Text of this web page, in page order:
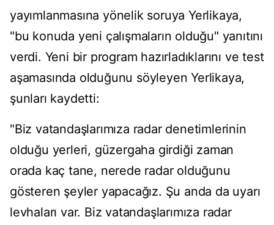
yayımlanmasına yönelik soruya Yerlikaya,
"bu konuda yeni çalışmaların olduğu" yanıtını
verdi. Yeni bir program hazırladıklarını ve test
aşamasında olduğunu söyleyen Yerlikaya,
şunları kaydetti:
"Biz vatandaşlarımıza radar denetimlerinin
olduğu yerleri, güzergaha girdiği zaman
orada kaç tane, nerede radar olduğunu
gösteren şeyler yapacağız. Şu anda da uyarı
levhaları var. Biz vatandaşlarımıza radar